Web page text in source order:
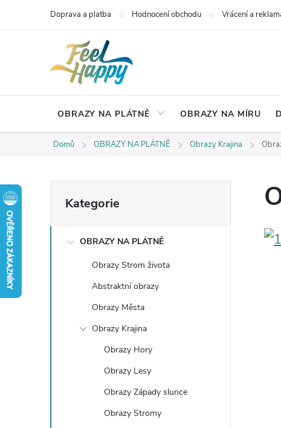
Doprava a platba Hodnocení obchodu Vrácení a
OBRAZY NA PLÁTNĚ OBRAZY NA MÍRU
Domů OBRAZY NA PLÁTNĚ Obrazy Krajina
o
kategorie
Kategorie
OBRAZY NA PLÁTNĚ
Obrazy Strom života
Abstraktní obrazy
Obrazy Města
Obrazy Krajina
Obrazy Hory
Obrazy Lesy
Obrazy Západy slunce
Obrazy Stromy